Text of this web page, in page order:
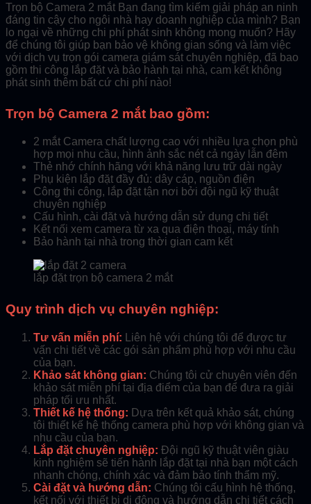
Trọn bộ Camera 2 mắt Bạn đang tìm kiếm giải pháp an ninh
đáng tin cậy cho ngôi nhà hay doanh nghiệp của mình? Bạn
lo ngại về những chi phí phát sinh không mong muốn? Hãy
để chúng tôi giúp bạn bảo vệ không gian sống và làm việc
với dịch vụ trọn gói camera giám sát chuyên nghiệp, đã bao
gồm thi công lắp đặt và bảo hành tại nhà, cam kết không
phát sinh thêm bất cứ chi phí nào!
Trọn bộ Camera 2 mắt bao gồm:
2 mắt Camera chất lượng cao với nhiều lựa chọn phù
hợp mọi nhu cầu, hình ảnh sắc nét cả ngày lẫn đêm
Thẻ nhớ chính hãng với khả năng lưu trữ dài ngày
Phụ kiện lắp đặt đầy đủ: dây cáp, nguồn điện
Công thi công, lắp đặt tận nơi bởi đội ngũ kỹ thuật
chuyên nghiệp
Cấu hình, cài đặt và hướng dẫn sử dụng chi tiết
Kết nối xem camera từ xa qua điện thoại, máy tính
Bảo hành tại nhà trong thời gian cam kết
lắp đặt trọn bộ camera 2 mắt
Quy trình dịch vụ chuyên nghiệp:
Tư vấn miễn phí: Liên hệ với chúng tôi để được tư
vấn chi tiết về các gói sản phẩm phù hợp với nhu cầu
của bạn.
Khảo sát không gian: Chúng tôi cử chuyên viên đến
khảo sát miễn phí tại địa điểm của bạn để đưa ra giải
pháp tối ưu nhất.
Thiết kế hệ thống: Dựa trên kết quả khảo sát, chúng
tôi thiết kế hệ thống camera phù hợp với không gian và
nhu cầu của bạn.
Lắp đặt chuyên nghiệp: Đội ngũ kỹ thuật viên giàu
kinh nghiệm sẽ tiến hành lắp đặt tại nhà bạn một cách
nhanh chóng, chính xác và đảm bảo tính thẩm mỹ.
Cài đặt và hướng dẫn: Chúng tôi cấu hình hệ thống,
kết nối với thiết bị di động và hướng dẫn chi tiết cách